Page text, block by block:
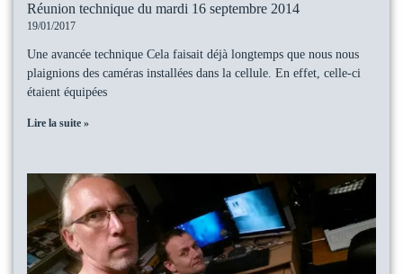
Réunion technique du mardi 16 septembre 2014
19/01/2017
Une avancée technique Cela faisait déjà longtemps que nous nous
plaignions des caméras installées dans la cellule. En effet, celle-ci
étaient équipées
Lire la suite »